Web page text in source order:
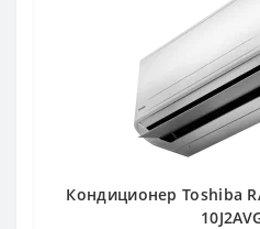
Кондиционер Toshiba